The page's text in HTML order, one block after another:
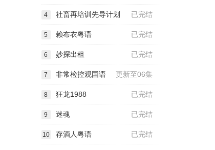
已完结
4 社畜再培训先导计划
已完结
5 赖布衣粤语
已完结
6 妙探出租
更新至06集
7 非常检控观国语
已完结
8 狂龙1988
已完结
9 迷魂
已完结
10 存酒人粤语